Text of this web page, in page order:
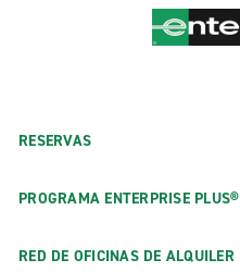
RESERVAS
PROGRAMA ENTERPRISE PLUS®
RED DE OFICINAS DE ALQUILER